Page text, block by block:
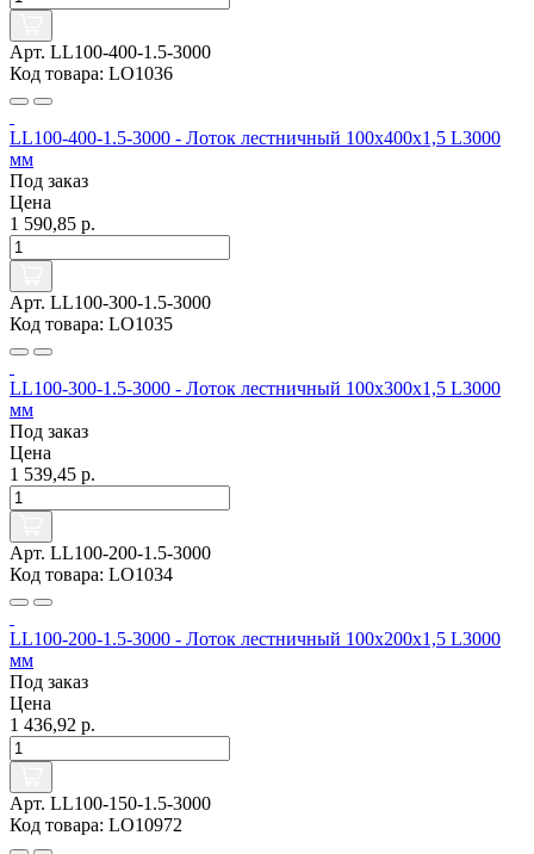
Арт. LL100-400-1.5-3000
Код товара: LO1036
LL100-400-1.5-3000 - Лоток лестничный 100х400х1,5 L3000
мм
Под заказ
Цена
1 590,85 р.
Арт. LL100-300-1.5-3000
Код товара: LO1035
LL100-300-1.5-3000 - Лоток лестничный 100х300х1,5 L3000
мм
Под заказ
Цена
1 539,45 р.
Арт. LL100-200-1.5-3000
Код товара: LO1034
LL100-200-1.5-3000 - Лоток лестничный 100х200х1,5 L3000
мм
Под заказ
Цена
1 436,92 р.
Арт. LL100-150-1.5-3000
Код товара: LO10972